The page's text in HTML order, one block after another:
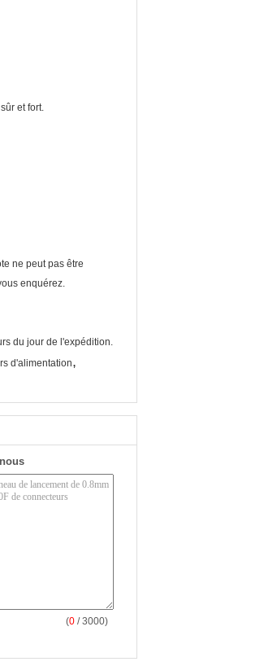
et fort.
ne peut pas être
enquérez.
du jour de l'expédition.
d'alimentation,
(0 / 3000)